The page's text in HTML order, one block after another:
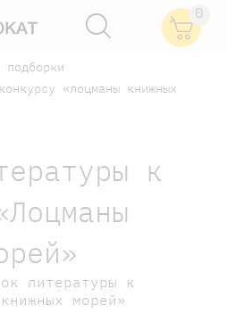
0
подборки
«лоцманы книжных
к
литературы к
морей»